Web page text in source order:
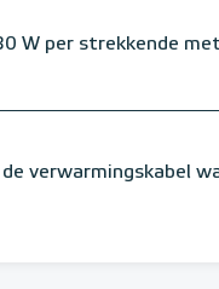
W per strekkende
verwarmingskabel